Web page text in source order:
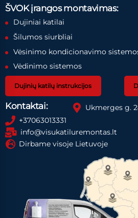
ŠVOK įrangos montavimas:
Dujiniai katilai
Šilumos siurbliai
Vėsinimo kondicionavimo
Vėdinimo sistemos
Dujinių katilų instrukcijos
Kontaktai:
Ukmerges g.
+37063013331
info@visukatiluremontas.lt
Dirbame visoje Lietuvoje